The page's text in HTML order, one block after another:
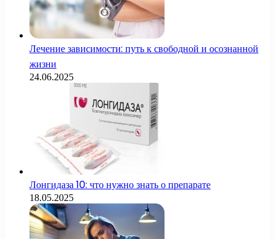
Лечение зависимости: путь к свободной и осознанной
жизни
24.06.2025
Лонгидаза 10: что нужно знать о препарате
18.05.2025